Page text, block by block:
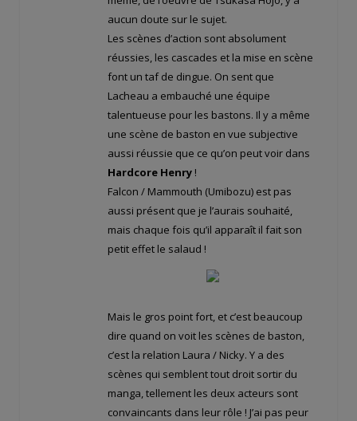
aucun doute sur le sujet.
Les scènes d’action sont absolument
réussies, les cascades et la mise en scène
font un taf de dingue. On sent que
Lacheau a embauché une équipe
talentueuse pour les bastons. Il y a même
une scène de baston en vue subjective
aussi réussie que ce qu’on peut voir dans
Hardcore Henry !
Falcon / Mammouth (Umibozu) est pas
aussi présent que je l’aurais souhaité,
mais chaque fois qu’il apparaît il fait son
petit effet le salaud !
Mais le gros point fort, et c’est beaucoup
dire quand on voit les scènes de baston,
c’est la relation Laura / Nicky. Y a des
scènes qui semblent tout droit sortir du
manga, tellement les deux acteurs sont
convaincants dans leur rôle ! J’ai pas peur